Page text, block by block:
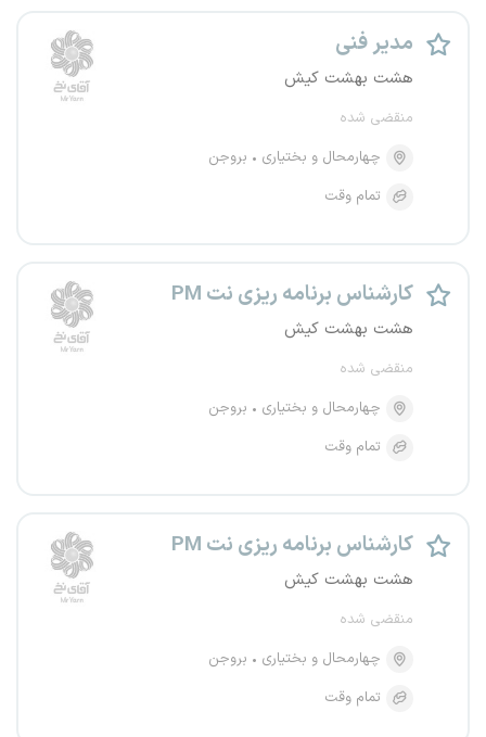
مدیر فنی
هشت بهشت کیش
منقضی شده
چهارمحال و بختیاری
بروجن
تمام وقت
کارشناس برنامه ریزی نت PM
هشت بهشت کیش
منقضی شده
چهارمحال و بختیاری
بروجن
تمام وقت
کارشناس برنامه ریزی نت PM
هشت بهشت کیش
منقضی شده
چهارمحال و بختیاری
بروجن
تمام وقت